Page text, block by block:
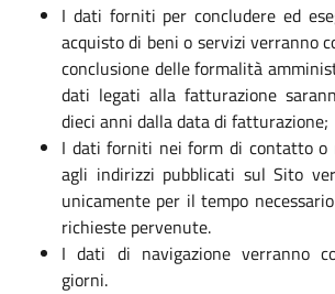
I dati forniti per concludere ed
acquisto di beni o servizi verranno
conclusione delle formalità
dati legati alla fatturazione
dieci anni dalla data di fatturazione;
I dati forniti nei form di contatto o
agli indirizzi pubblicati sul Sito
unicamente per il tempo
richieste pervenute.
I dati di navigazione verranno
giorni.